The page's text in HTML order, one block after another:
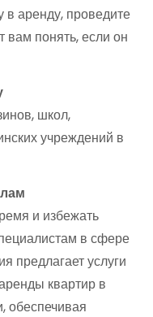
в аренду, проведите
вам понять, если он
школ,
учреждений в
и избежать
в сфере
предлагает услуги
квартир в
обеспечивая